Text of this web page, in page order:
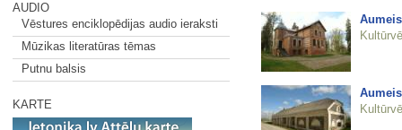
AUDIO
Vēstures enciklopēdijas audio ieraksti
Mūzikas literatūras tēmas
Putnu balsis
KARTE